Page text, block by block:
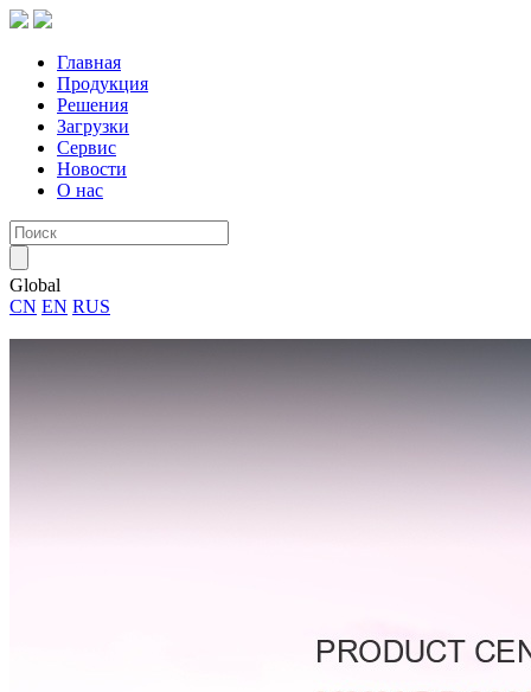
Главная
Продукция
Решения
Загрузки
Сервис
Новости
О нас
Global
CN EN RUS